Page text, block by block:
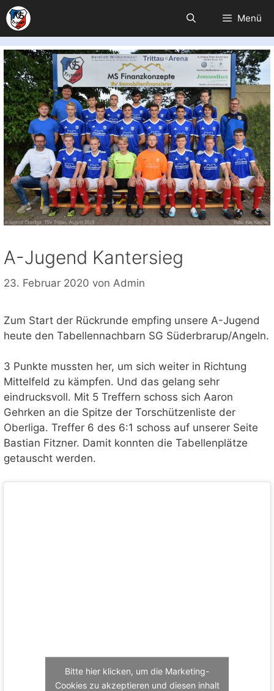
Zum
Inhalt
springen
Menü
A-Jugend Kantersieg
23. Februar 2020 von Admin
Zum Start der Rückrunde empfing unsere A-Jugend
heute den Tabellennachbarn SG Süderbrarup/Angeln.
3 Punkte mussten her, um sich weiter in Richtung
Mittelfeld zu kämpfen. Und das gelang sehr
eindrucksvoll. Mit 5 Treffern schoss sich Aaron
Gehrken an die Spitze der Torschützenliste der
Oberliga. Treffer 6 des 6:1 schoss auf unserer Seite
Bastian Fitzner. Damit konnten die Tabellenplätze
getauscht werden.
Bitte hier klicken, um die Marketing-
Cookies zu akzeptieren und diesen inhalt